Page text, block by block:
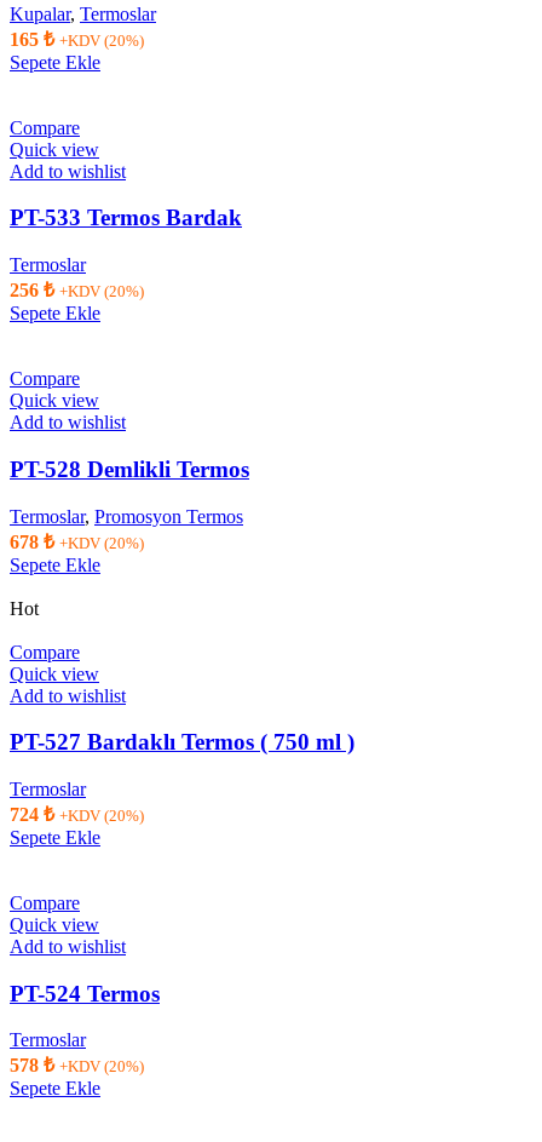
Kupalar, Termoslar
165 ₺ +KDV (20%)
Sepete Ekle
Compare
Quick view
Add to wishlist
PT-533 Termos Bardak
Termoslar
256 ₺ +KDV (20%)
Sepete Ekle
Compare
Quick view
Add to wishlist
PT-528 Demlikli Termos
Termoslar, Promosyon Termos
678 ₺ +KDV (20%)
Sepete Ekle
Hot
Compare
Quick view
Add to wishlist
PT-527 Bardaklı Termos ( 750 ml )
Termoslar
724 ₺ +KDV (20%)
Sepete Ekle
Compare
Quick view
Add to wishlist
PT-524 Termos
Termoslar
578 ₺ +KDV (20%)
Sepete Ekle